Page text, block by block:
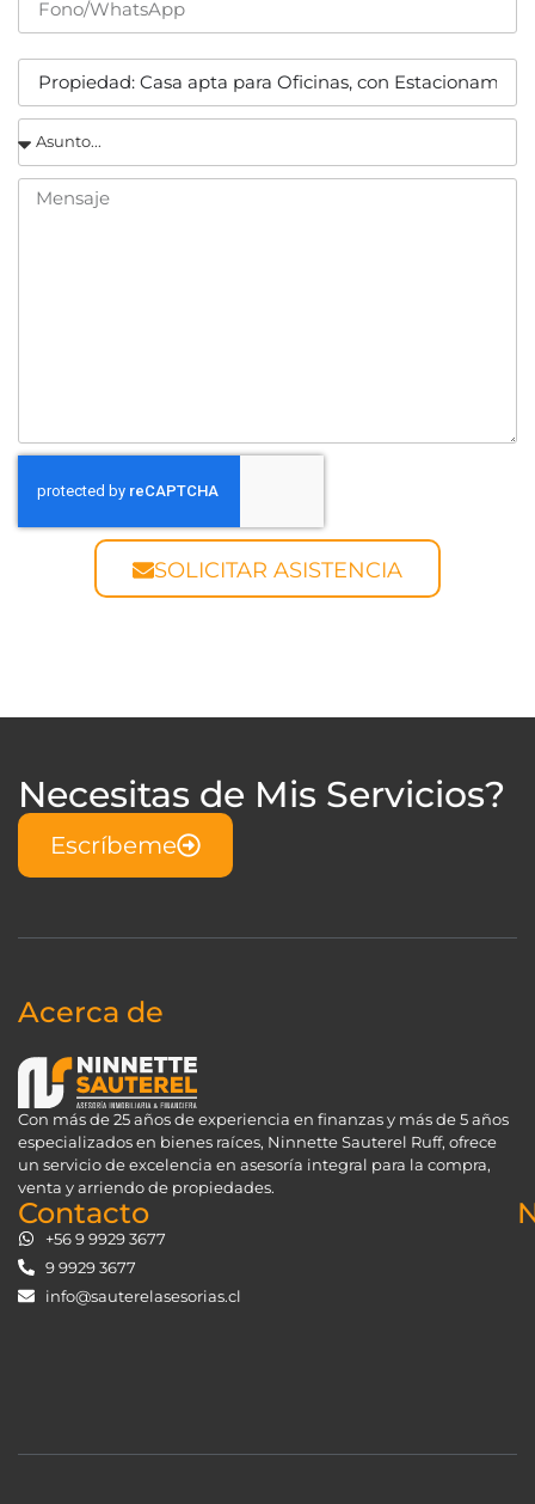
SOLICITAR ASISTENCIA
Necesitas de Mis Servicios?
Escríbeme
Acerca de
Con más de 25 años de experiencia en finanzas y más de 5 años
especializados en bienes raíces, Ninnette Sauterel Ruff, ofrece
un servicio de excelencia en asesoría integral para la compra,
venta y arriendo de propiedades.
Contacto
+56 9 9929 3677
9 9929 3677
info@sauterelasesorias.cl